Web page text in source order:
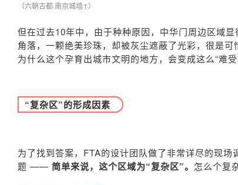
（六朝古都·南京城墙↑）
但在过去10年中，由于种种原因，中华门周边区域
角落，一颗绝美珍珠，却被灰尘遮蔽了光彩，很是可
为什么这个孕育出城市文明的地方，会变成这么“难受
“复杂区”的形成因素
为了找到答案，FTA的设计团队做了非常详尽的现
题 —— 简单来说，这个区域为“复杂区”。 怎么个复